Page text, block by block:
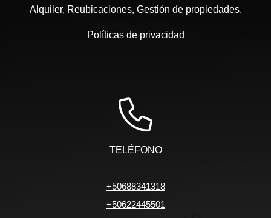
Alquiler, Reubicaciones, Gestión de propiedades.
Políticas de privacidad
TELÉFONO
+50688341318
+50622445501